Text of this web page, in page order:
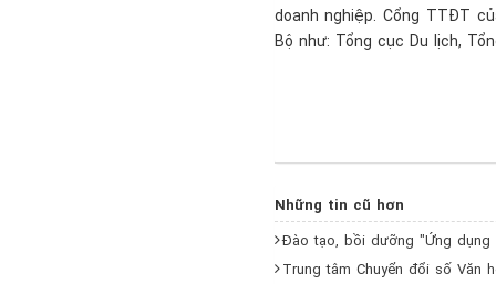
doanh nghiệp. Cổng TTĐT
Bộ như: Tổng cục Du lịch,
Những tin cũ hơn
Đào tạo, bồi dưỡng "Ứng dụng
Trung tâm Chuyển đổi số Văn